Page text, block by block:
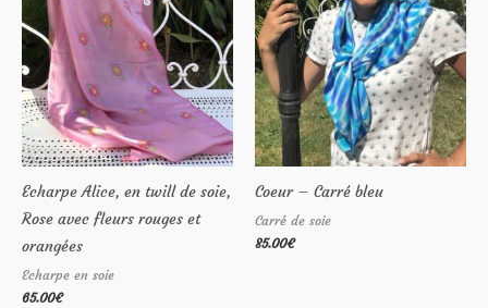
Echarpe Alice, en twill de soie,
Rose avec fleurs rouges et
orangées
Echarpe en soie
65.00€
Coeur – Carré bleu
Carré de soie
85.00€